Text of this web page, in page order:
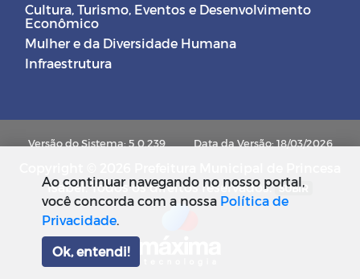
Cultura, Turismo, Eventos e Desenvolvimento
Econômico
Mulher e da Diversidade Humana
Infraestrutura
Versão do Sistema: 5.0.239 Data da Versão: 18/03/2026
Isabel. Todos os direitos reservados. SUBIR
Ao continuar navegando no nosso portal,
você concorda com a nossa Política de
Privacidade.
Ok, entendi!